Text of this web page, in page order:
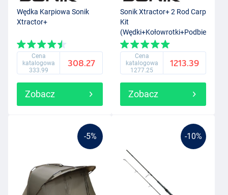
Wędka Karpiowa Sonik
Xtractor+
Cena
katalogowa
333.99
308.27
Zobacz
Sonik Xtractor+ 2 Rod Carp
Kit
(Wędki+Kołowrotki+Podbierak)
Cena
katalogowa
1277.25
1213.39
Zobacz
-5% -10%